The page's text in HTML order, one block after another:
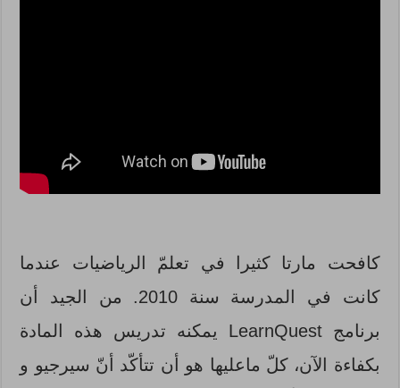
كافحت مارتا كثيرا في تعلمّ الرياضيات عندما
كانت في المدرسة سنة 2010. من الجيد أن
برنامج LearnQuest يمكنه تدريس هذه المادة
بكفاءة الآن، كلّ ماعليها هو أن تتأكّد أنّ سيرجيو و